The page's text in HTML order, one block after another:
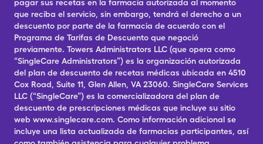
pagar sus recetas en la farmacia autorizada al momento
que reciba el servicio, sin embargo, tendrá el derecho a un
descuento por parte de la farmacia de acuerdo con el
Programa de Tarifas de Descuento que negoció
previamente. Towers Administrators LLC (que opera como
“SingleCare Administrators”) es la organización autorizada
del plan de descuento de recetas médicas ubicada en 4510
Cox Road, Suite 11, Glen Allen, VA 23060. SingleCare Services
LLC (“SingleCare”) es la comercializadora del plan de
descuento de prescripciones médicas que incluye su sitio
web www.singlecare.com. Como información adicional se
incluye una lista actualizada de farmacias participantes, así